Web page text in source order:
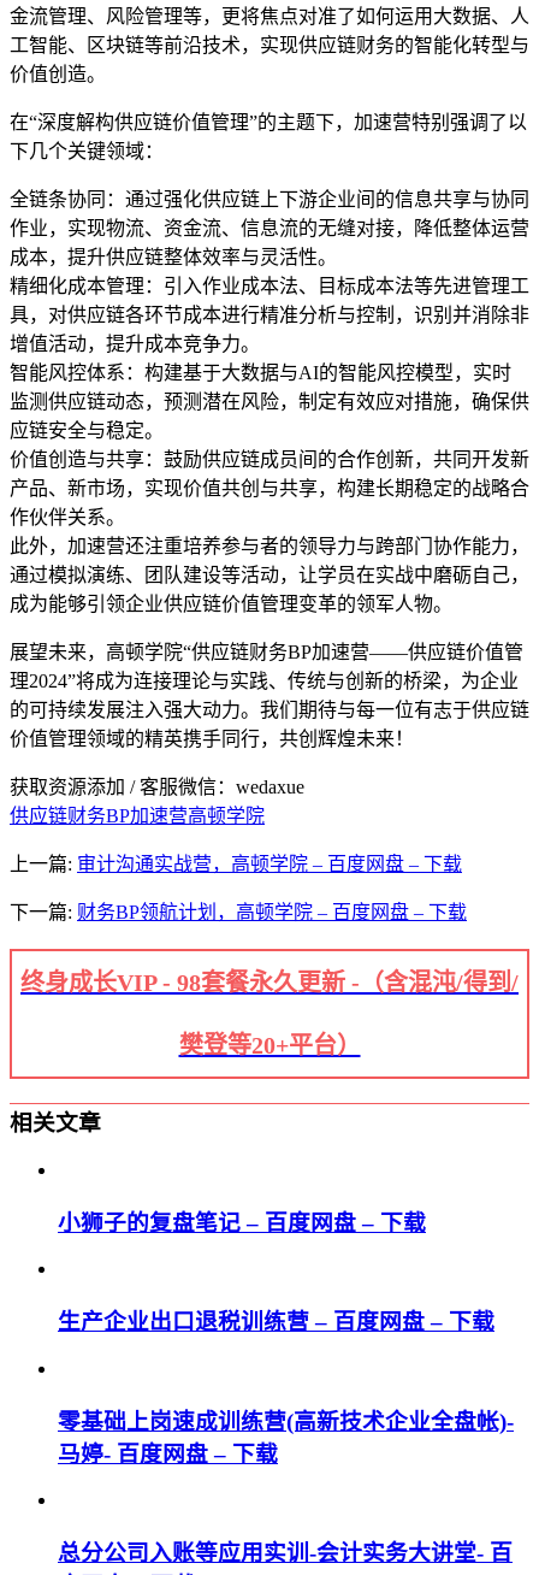
金流管理、风险管理等，更将焦点对准了如何运用大数据、人
工智能、区块链等前沿技术，实现供应链财务的智能化转型与
价值创造。
在“深度解构供应链价值管理”的主题下，加速营特别强调了以
下几个关键领域：
全链条协同：通过强化供应链上下游企业间的信息共享与协同
作业，实现物流、资金流、信息流的无缝对接，降低整体运营
成本，提升供应链整体效率与灵活性。
精细化成本管理：引入作业成本法、目标成本法等先进管理工
具，对供应链各环节成本进行精准分析与控制，识别并消除非
增值活动，提升成本竞争力。
智能风控体系：构建基于大数据与AI的智能风控模型，实时
监测供应链动态，预测潜在风险，制定有效应对措施，确保供
应链安全与稳定。
价值创造与共享：鼓励供应链成员间的合作创新，共同开发新
产品、新市场，实现价值共创与共享，构建长期稳定的战略合
作伙伴关系。
此外，加速营还注重培养参与者的领导力与跨部门协作能力，
通过模拟演练、团队建设等活动，让学员在实战中磨砺自己，
成为能够引领企业供应链价值管理变革的领军人物。
展望未来，高顿学院“供应链财务BP加速营——供应链价值管
理2024”将成为连接理论与实践、传统与创新的桥梁，为企业
的可持续发展注入强大动力。我们期待与每一位有志于供应链
价值管理领域的精英携手同行，共创辉煌未来！
获取资源添加 / 客服微信：wedaxue
供应链财务BP加速营高顿学院
上一篇: 审计沟通实战营，高顿学院 – 百度网盘 – 下载
下一篇: 财务BP领航计划，高顿学院 – 百度网盘 – 下载
终身成长VIP - 98套餐永久更新 -（含混沌/得到/
樊登等20+平台）
相关文章
小狮子的复盘笔记 – 百度网盘 – 下载
生产企业出口退税训练营 – 百度网盘 – 下载
零基础上岗速成训练营(高新技术企业全盘帐)-
马婷- 百度网盘 – 下载
总分公司入账等应用实训-会计实务大讲堂- 百